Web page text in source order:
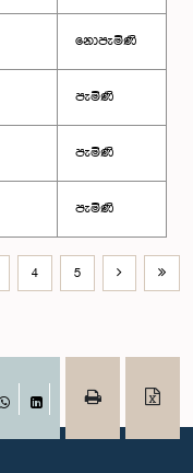
නොපැමිණි
පැමිණි
පැමිණි
පැමිණි
4 5
WhatsAppLinkedIn